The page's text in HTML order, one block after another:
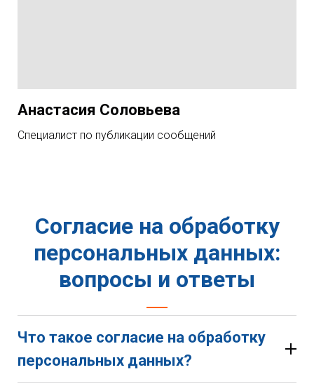
Анастасия Соловьева
Специалист по публикации сообщений
Согласие на обработку
персональных данных:
вопросы и ответы
Что такое согласие на обработку
персональных данных?